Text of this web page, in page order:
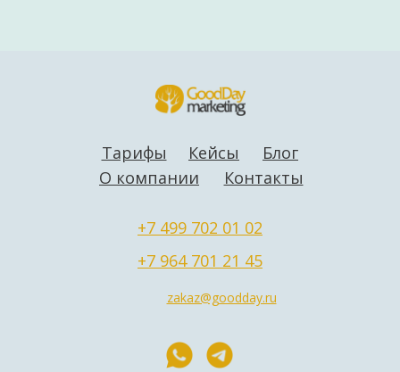
+7 499 702 01 02
+7 964 701 21 45
zakaz@goodday.ru
О компании
Тарифы
Контакты
Кейсы Блог